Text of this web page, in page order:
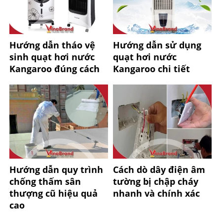
Hướng dẫn tháo vệ
sinh quạt hơi nước
Kangaroo đúng cách
Hướng dẫn sử dụng
quạt hơi nước
Kangaroo chi tiết
Hướng dẫn quy trình
chống thấm sân
thượng cũ hiệu quả
cao
Cách dò dây điện âm
tường bị chập cháy
nhanh và chính xác